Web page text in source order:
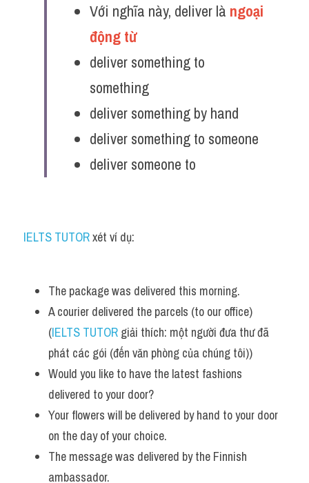
Với nghĩa này, deliver là ngoại
động từ
deliver something to
something
deliver something by hand
deliver something to someone
deliver someone to
IELTS TUTOR xét ví dụ:
The package was delivered this morning.
A courier delivered the parcels (to our office)
(IELTS TUTOR giải thích: một người đưa thư đã
phát các gói (đến văn phòng của chúng tôi))
Would you like to have the latest fashions
delivered to your door?
Your flowers will be delivered by hand to your door
on the day of your choice.
The message was delivered by the Finnish
ambassador.